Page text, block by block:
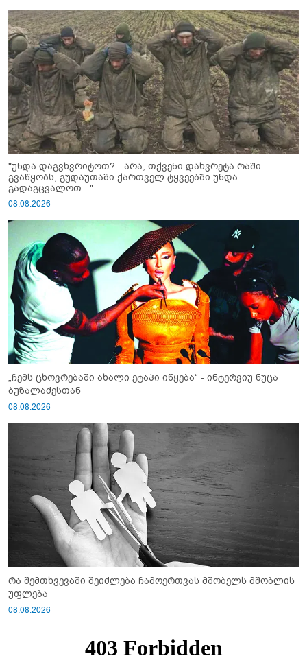
"უნდა დაგვხვრიტოთ? - არა, თქვენი დახვრეტა რაში
გვაწყობს, გუდაუთაში ქართველ ტყვეებში უნდა
გადაგცვალოთ..."
08.08.2026
„ჩემს ცხოვრებაში ახალი ეტაპი იწყება“ - ინტერვიუ ნუცა
ბუზალაძესთან
08.08.2026
რა შემთხვევაში შეიძლება ჩამოერთვას მშობელს მშობლის
უფლება
08.08.2026